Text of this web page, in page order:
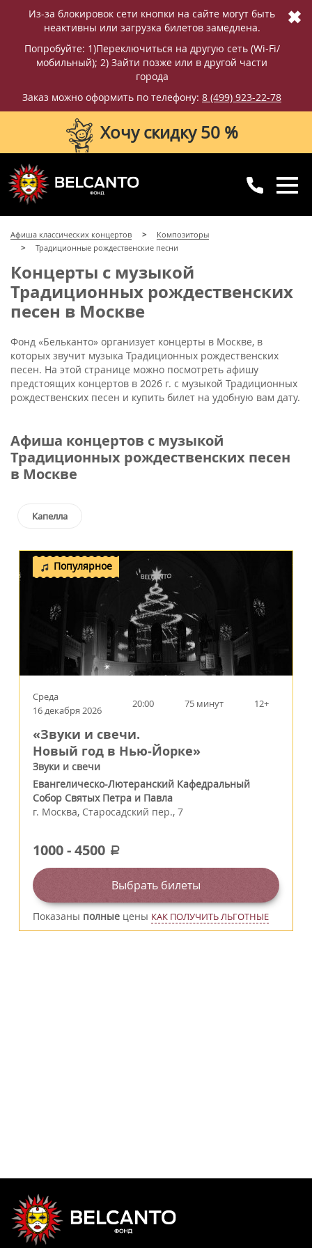
Из-за блокировок сети кнопки на сайте могут быть
неактивны или загрузка билетов замедлена.
Попробуйте: 1)Переключиться на другую сеть (Wi-Fi/
мобильный); 2) Зайти позже или в другой части
города
Заказ можно оформить по телефону: 8 (499) 923-22-78
✖
Хочу скидку 50 %
8 (499) 923-22-78
с 10:00 до 20:00
Афиша классических концертов
Композиторы
Традиционные рождественские песни
Концерты с музыкой
Традиционных рождественских
песен в Москве
Фонд «Бельканто» организует концерты в Москве, в
которых звучит музыка Традиционных рождественских
песен. На этой странице можно посмотреть афишу
предстоящих концертов в 2026 г. с музыкой Традиционных
рождественских песен и купить билет на удобную вам дату.
Афиша концертов с музыкой
Традиционных рождественских песен
в Москве
Капелла
Популярное
Среда
16 декабря 2026
20:00 75 минут 12+
«Звуки и свечи.
Новый год в Нью‑Йорке»
Звуки и свечи
Евангелическо-Лютеранский Кафедральный
Собор Святых Петра и Павла
г. Москва, Старосадский пер., 7
1000-4500 a
Выбрать билеты
Показаны полные цены КАК ПОЛУЧИТЬ ЛЬГОТНЫЕ